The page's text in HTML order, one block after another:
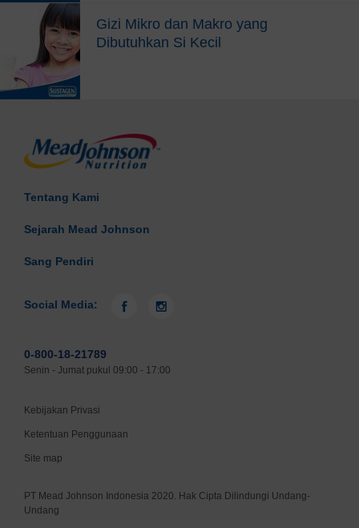
Gizi Mikro dan Makro yang
Dibutuhkan Si Kecil
Tentang Kami
Sejarah Mead Johnson
Sang Pendiri
Social Media:
0-800-18-21789
Senin - Jumat pukul 09:00 - 17:00
Kebijakan Privasi
Ketentuan Penggunaan
Site map
PT Mead Johnson Indonesia 2020. Hak Cipta Dilindungi Undang-
Undang